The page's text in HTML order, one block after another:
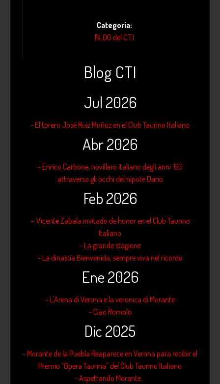
Categoria:
BLOG del C.T.I.
Blog CTI
Jul 2026
- El torero José Ruiz Muñoz en el Club Taurino Italiano
Abr 2026
- Enrico Carbone, novillero italiano degli anni ’60
attraverso gli occhi del nipote Dario
Feb 2026
- Vicente Zabala invitado de honor en el Club Taurino
Italiano
- La grande stagione
- La dinastia Bienvenida, sempre viva nel ricordo
Ene 2026
- L'Arena di Verona e la veronica di Morante
- Ciao Romolo
Dic 2025
- Morante de la Puebla Reaparece en Verona para recibir el
Premio “Opera Taurina” del Club Taurino Italiano
- Aspettando Morante...